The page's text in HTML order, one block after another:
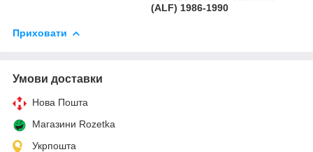
(ALF) 1986-1990
Приховати
Умови доставки
Нова Пошта
Магазини Rozetka
Укрпошта